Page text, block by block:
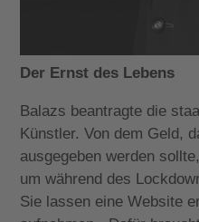
Der Ernst des Lebens
Balazs beantragte die
Künstler. Von dem Geld,
ausgegeben werden
um während des
Sie lassen eine Website